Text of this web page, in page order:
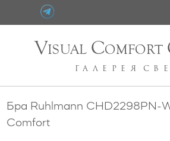
VISUAL COMFORT
ГАЛЕРЕЯ
Бра Ruhlmann CHD2298PN-
Comfort